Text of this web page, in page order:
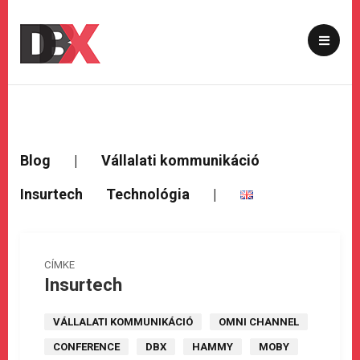
Blog |
Vállalati kommunikáció
Insurtech
Technológia |
CÍMKE
Insurtech
VÁLLALATI KOMMUNIKÁCIÓ OMNI CHANNEL
CONFERENCE DBX HAMMY MOBY